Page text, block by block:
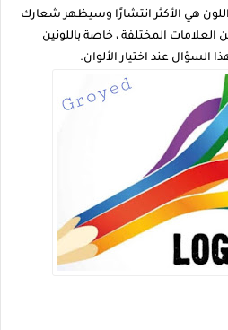
اللون هي الأكثر انتشارًا وسيظهر شعارك
المختلفة ، خاصة باللونين
السؤال عند اختيار الألوان.